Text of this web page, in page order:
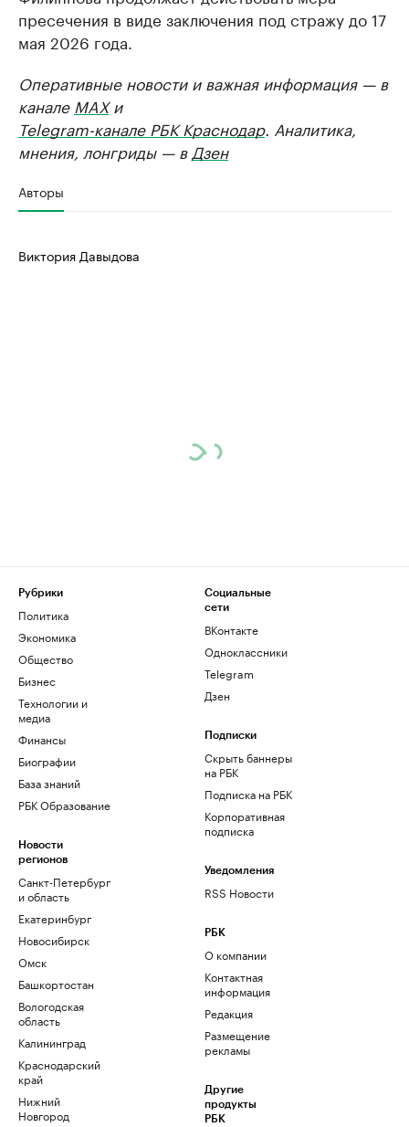
пресечения в виде заключения под стражу до 17
мая 2026 года.
Оперативные новости и важная информация — в
канале MAXи
Telegram-канале РБК Краснодар. Аналитика,
мнения, лонгриды — в Дзен
Авторы
Виктория Давыдова
Рубрики
Политика
Экономика
Общество
Бизнес
Технологии и
медиа
Финансы
Биографии
База знаний
РБК Образование
Новости
регионов
Санкт-Петербург
и область
Екатеринбург
Новосибирск
Омск
Башкортостан
Вологодская
область
Калининград
Краснодарский
край
Нижний
Новгород
Социальные
сети
ВКонтакте
Одноклассники
Telegram
Дзен
Подписки
Скрыть баннеры
на РБК
Подписка на РБК
Корпоративная
подписка
Уведомления
RSS Новости
РБК
О компании
Контактная
информация
Редакция
Размещение
рекламы
Другие
продукты
РБК